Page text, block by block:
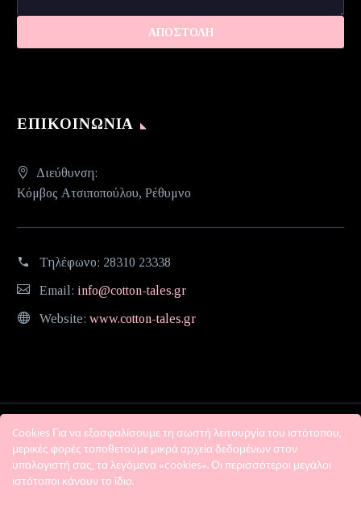
ΕΠΙΚΟΙΝΩΝΊΑ
Διεύθυνση:
Κόμβος Ατσιποπούλου, Ρέθυμνο
Τηλέφωνο: 28310 23338
Email: info@cotton-tales.gr
Website: www.cotton-tales.gr
Cookies Για να εξασφαλίσουμε τη σωστή λειτουργία του ιστότοπου,
μερικές φορές τοποθετούμε μικρά αρχεία δεδομένων στον
υπολογιστή σας, τα λεγόμενα «cookies». Οι περισσότεροι μεγάλοι
ιστότοποι κάνουν το ίδιο.